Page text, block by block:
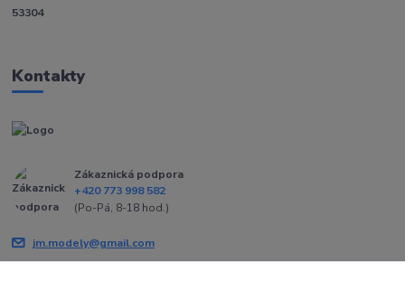
53304
Kontakty
Zákaznická podpora
+420 773 998 582
(Po-Pá, 8-18 hod.)
jm.modely@gmail.com